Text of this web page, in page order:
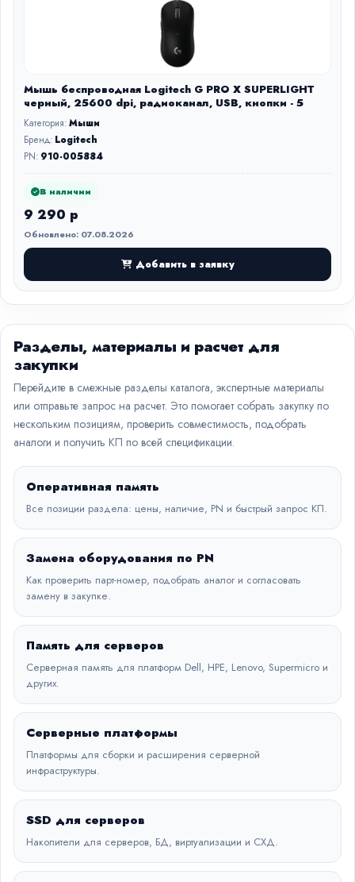
Мышь беспроводная Logitech G PRO X SUPERLIGHT
черный, 25600 dpi, радиоканал, USB, кнопки - 5
Категория:Мыши
Бренд: Logitech
PN: 910-005884
В наличии
9 290 р
Обновлено: 07.08.2026
Добавить в заявку
Разделы, материалы и расчет для
закупки
Перейдите в смежные разделы каталога, экспертные материалы
или отправьте запрос на расчет. Это помогает собрать закупку по
нескольким позициям, проверить совместимость, подобрать
аналоги и получить КП по всей спецификации.
Оперативная память
Все позиции раздела: цены, наличие, PN и быстрый запрос КП.
Замена оборудования по PN
Как проверить парт-номер, подобрать аналог и согласовать
замену в закупке.
Память для серверов
Серверная память для платформ Dell, HPE, Lenovo, Supermicro и
других.
Серверные платформы
Платформы для сборки и расширения серверной
инфраструктуры.
SSD для серверов
Накопители для серверов, БД, виртуализации и СХД.